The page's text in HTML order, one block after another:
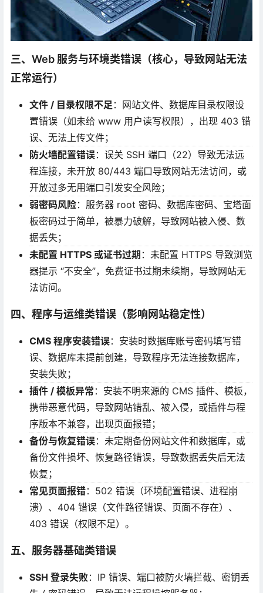
三、Web 服务与环境类错误（核心，导致网站无法
正常运行）
文件 / 目录权限不足 ：网站文件、数据库目录权限设
置错误（如未给 www 用户读写权限），出现 403 错
误、无法上传文件；
防火墙配置错误：误关 SSH 端口（22）导致无法远
程连接，未开放 80/443 端口导致网站无法访问，或
开放过多无用端口引发安全风险；
弱密码风险：服务器 root 密码、数据库密码、宝塔面
板密码过于简单，被暴力破解，导致网站被入侵、数
据丢失；
未配置 HTTPS 或证书过期 ：未配置 HTTPS 导致浏览
器提示 “不安全”，免费证书过期未续期，导致网站无
法访问。
四、程序与运维类错误（影响网站稳定性）
CMS 程序安装错误：安装时数据库账号密码填写错
误、数据库未提前创建，导致程序无法连接数据库，
安装失败；
插件 / 模板异常 ：安装不明来源的 CMS 插件、模板，
携带恶意代码，导致网站错乱、被入侵，或插件与程
序版本不兼容，出现页面报错；
备份与恢复错误：未定期备份网站文件和数据库，或
备份文件损坏、恢复路径错误，导致数据丢失后无法
恢复；
常见页面报错：502 错误（环境配置错误、进程崩
溃）、404 错误（文件路径错误、页面不存在）、
403 错误（权限不足）。
五、服务器基础类错误
SSH 登录失败：IP 错误、端口被防火墙拦截、密钥丢